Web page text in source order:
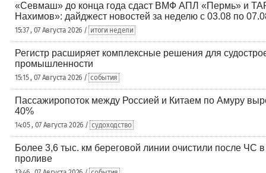
«Севмаш» до конца года сдаст ВМФ АПЛ «Пермь» и
Нахимов»: дайджест новостей за неделю с 03.08 по
15:37 , 07 Августа 2026 / итоги недели
Регистр расширяет комплексные решения для
промышленности
15:15 , 07 Августа 2026 / события
Пассажиропоток между Россией и Китаем по Амуру
40%
14:05 , 07 Августа 2026 / судоходство
Более 3,6 тыс. км береговой линии очистили после ЧС
проливе